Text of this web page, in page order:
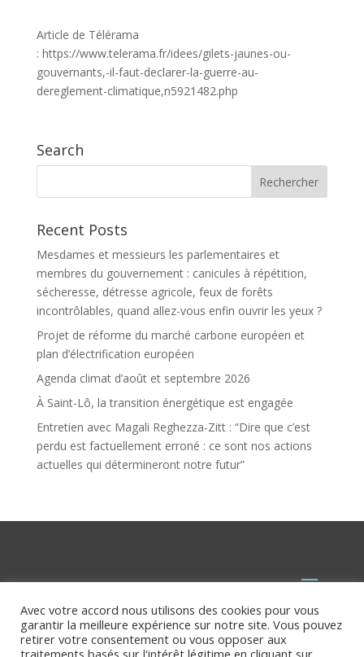
Article de Télérama
: https://www.telerama.fr/idees/gilets-jaunes-ou-
gouvernants,-il-faut-declarer-la-guerre-au-
dereglement-climatique,n5921482.php
Search
Recent Posts
Mesdames et messieurs les parlementaires et
membres du gouvernement : canicules à répétition,
sécheresse, détresse agricole, feux de forêts
incontrôlables, quand allez-vous enfin ouvrir les yeux ?
Projet de réforme du marché carbone européen et
plan d’électrification européen
Agenda climat d’août et septembre 2026
À Saint-Lô, la transition énergétique est engagée
Entretien avec Magali Reghezza-Zitt : “Dire que c’est
perdu est factuellement erroné : ce sont nos actions
actuelles qui détermineront notre futur”
Avec votre accord nous utilisons des cookies pour vous
garantir la meilleure expérience sur notre site. Vous pouvez
retirer votre consentement ou vous opposer aux
traitements basés sur l'intérêt légitime en cliquant sur